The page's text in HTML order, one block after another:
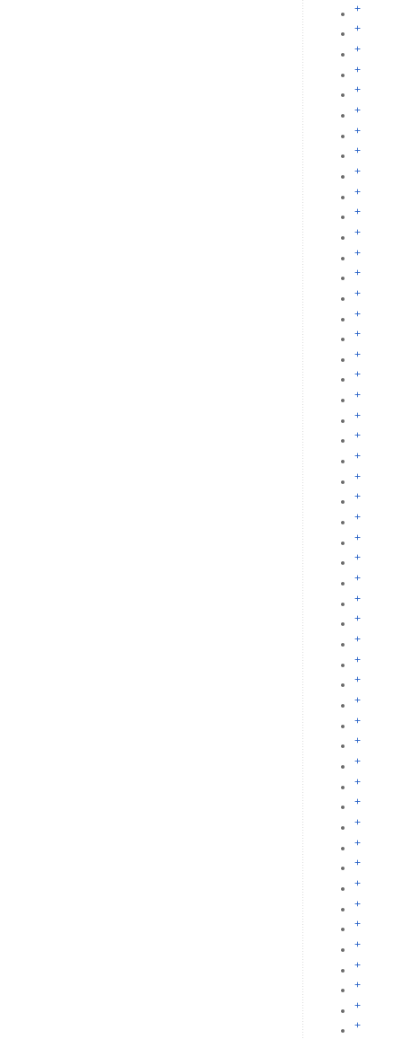
+
+
+
+
+
+
+
+
+
+
+
+
+
+
+
+
+
+
+
+
+
+
+
+
+
+
+
+
+
+
+
+
+
+
+
+
+
+
+
+
+
+
+
+
+
+
+
+
+
+
+